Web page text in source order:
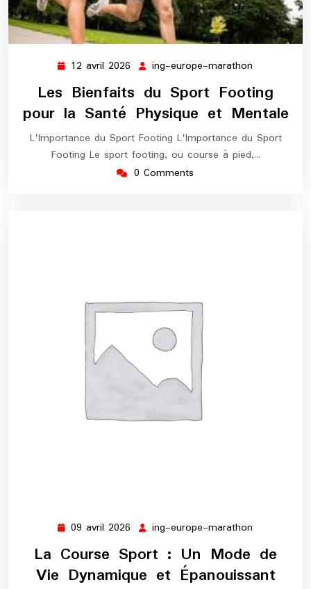
12 avril 2026 12
2026
ing-europe-marathon
europe-
marathon
Les Bienfaits du Sport Footing
pour la Santé Physique et Mentale
L'Importance du Sport Footing L'Importance du Sport
Footing Le sport footing, ou course à pied,…
0 Comments
09 avril 2026 09
2026
ing-europe-marathon
europe-
marathon
La Course Sport : Un Mode de
Vie Dynamique et Épanouissant